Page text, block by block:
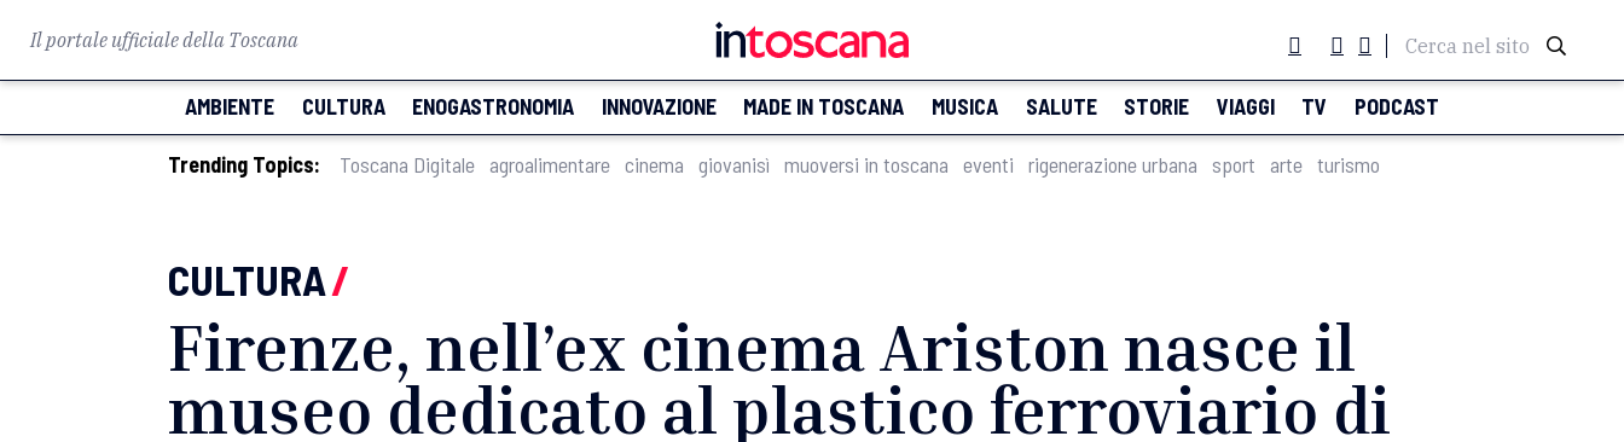
Il portale ufficiale della Toscana Cerca nel sito
AMBIENTE CULTURA ENOGASTRONOMIA INNOVAZIONE MADE IN TOSCANA MUSICA SALUTE STORIE VIAGGI TV PODCAST
Trending Topics: Toscana Digitale agroalimentare cinema giovanisì muoversi in toscana eventi rigenerazione urbana sport arte turismo
CULTURA/
Firenze, nell’ex cinema Ariston nasce il
museo dedicato al plastico ferroviario di